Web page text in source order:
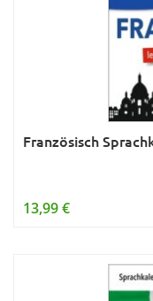
Französisch
13,99 €